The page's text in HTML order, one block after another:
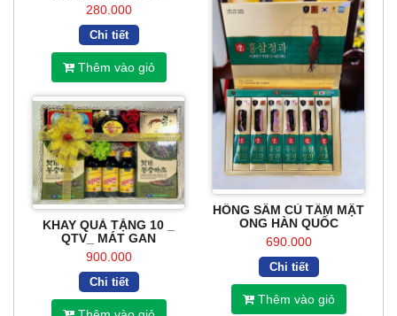
280.000
Chi tiết
Thêm vào giỏ
HỒNG SÂM CỦ TẨM MẬT
ONG HÀN QUỐC
690.000
Chi tiết
Thêm vào giỏ
KHAY QUÀ TẶNG 10 _
QTV_ MÁT GAN
900.000
Chi tiết